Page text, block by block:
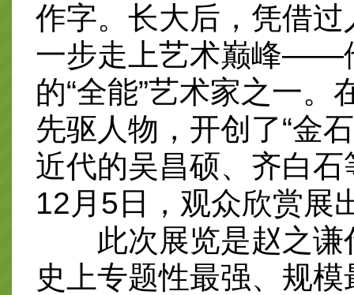
作字。长大后，凭借
一步走上艺术巅峰——
的“全能”艺术家之一。
先驱人物，开创了“金
近代的吴昌硕、齐白
12月5日，观众欣赏展
此次展览是赵之谦
史上专题性最强、规